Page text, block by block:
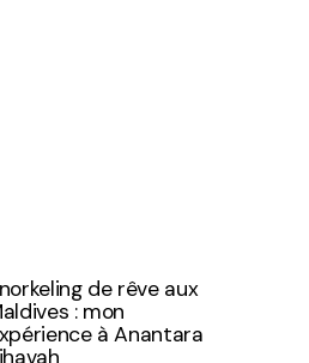
de rêve aux
: mon
à Anantara